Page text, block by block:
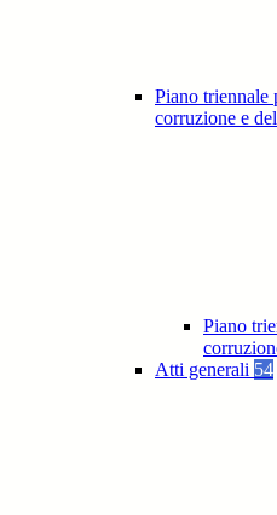
Piano triennale
corruzione e
Piano
Atti generali 54